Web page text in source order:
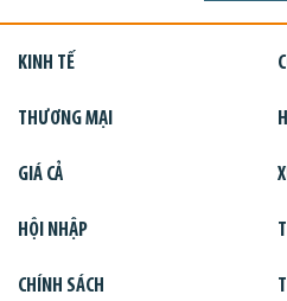
KINH TẾ
THƯƠNG MẠI
GIÁ CẢ
HỘI NHẬP
CHÍNH SÁCH